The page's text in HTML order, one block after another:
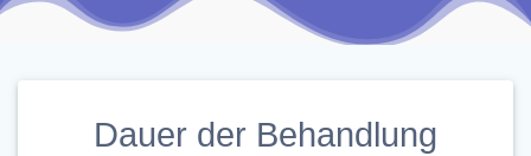
Dauer der Behandlung